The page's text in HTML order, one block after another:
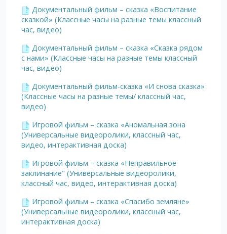
Документальный фильм – сказка «Воспитание
сказкой» (Классные часы на разные темы классный
час, видео)
Документальный фильм – сказка «Сказка рядом
с нами» (Классные часы на разные темы классный
час, видео)
Документальный фильм-сказка «И снова сказка»
(Классные часы на разные темы/ классный час,
видео)
Игровой фильм – сказка «Аномальная зона
(Универсальные видеоролики, классный час,
видео, интерактивная доска)
Игровой фильм – сказка «Неправильное
заклинание" (Универсальные видеоролики,
классный час, видео, интерактивная доска)
Игровой фильм – сказка «Спасибо земляне»
(Универсальные видеоролики, классный час,
интерактивная доска)